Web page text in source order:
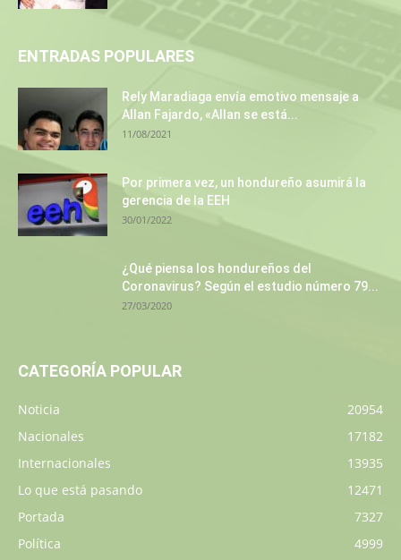
ENTRADAS POPULARES
Rely Maradiaga envía emotivo mensaje a
Allan Fajardo, «Allan se está...
11/08/2021
Por primera vez, un hondureño asumirá la
gerencia de la EEH
30/01/2022
¿Qué piensa los hondureños del
Coronavirus? Según el estudio número 79...
27/03/2020
CATEGORÍA POPULAR
Noticia
20954
Nacionales
17182
Internacionales
13935
Lo que está pasando
12471
Portada
7327
Política
4999